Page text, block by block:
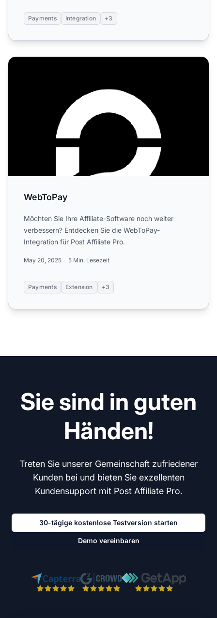
Payments Integration +3
WebToPay
WebToPay
Möchten Sie Ihre Affiliate-Software noch weiter
verbessern? Entdecken Sie die WebToPay-
Integration für Post Affiliate Pro.
May 20, 2025 5 Min. Lesezeit
Payments Extension +3
Sie sind in guten
Händen!
Treten Sie unserer Gemeinschaft zufriedener
Kunden bei und bieten Sie exzellenten
Kundensupport mit Post Affiliate Pro.
30-tägige kostenlose Testversion starten
Demo vereinbaren